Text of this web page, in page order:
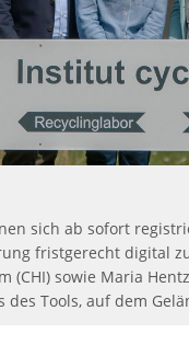
sich ab sofort
fristgerecht digital
(CHI) sowie Maria
des Tools, auf dem